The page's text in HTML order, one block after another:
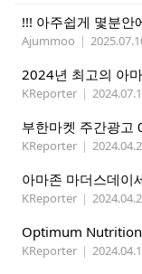
!!! 아주쉽게 몇분안
Ajummoo |
2024년 최고의 아
KReporter |
부한마켓 주간광
KReporter |
아마존 마더스데이
KReporter |
KReporter |